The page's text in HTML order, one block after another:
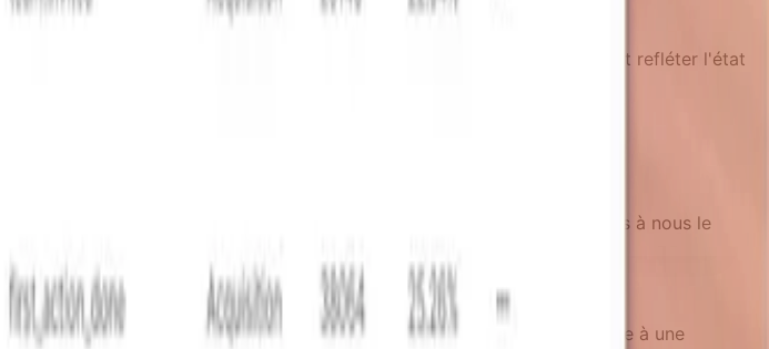
même
orientées produit, ce sont des surfaces produit centrales qui doivent refléter l'état
sens large. Si vous repérez un problème dans le contenu, n’hésitez pas à nous le
la récupération de paiements et les conversions d'upgrade grâce à une